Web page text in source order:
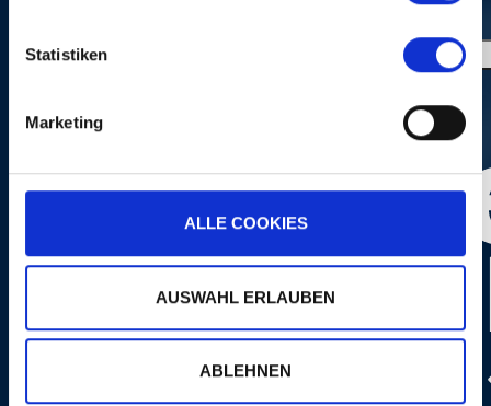
Statistiken
Marketing
ALLE COOKIES
AUSWAHL ERLAUBEN
ABLEHNEN